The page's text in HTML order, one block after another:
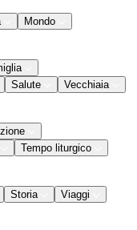
Mondo
Salute
Vecchiaia
Tempo liturgico
Storia Viaggi